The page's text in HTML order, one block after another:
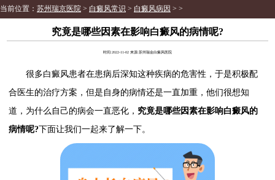
当前位置： 苏州瑞京医院 > 白癜风常识 > 白癜风病因 > >
究竟是哪些因素在影响白癜风的病情呢?
时间:2022-11-02 来源:苏州瑞金白癜风医院
很多白癜风患者在患病后深知这种疾病的危害性，于是积极配
合医生的治疗方案，但是自身的病情还是一直加重，他们很想知
道，为什么自己的病会一直恶化， 究竟是哪些因素在影响白癜风的
病情呢?下面让我们一起来了解一下。